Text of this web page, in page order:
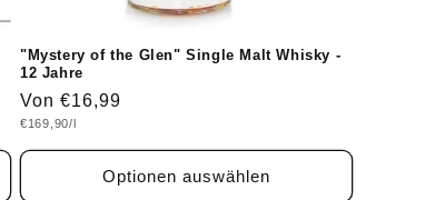
"Mystery of the Glen" Single Malt Whisky -
12 Jahre
Normaler
Preis
Von €16,99
Grundpreis
€169,90/l
Optionen auswählen